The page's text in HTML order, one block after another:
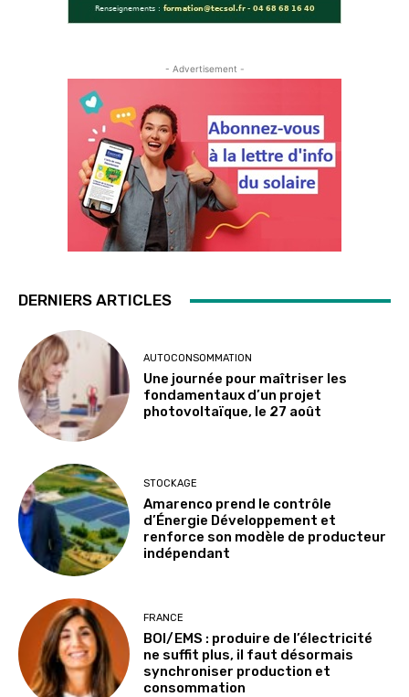
- Advertisement -
DERNIERS ARTICLES
AUTOCONSOMMATION
Une journée pour maîtriser les
fondamentaux d’un projet
photovoltaïque, le 27 août
STOCKAGE
Amarenco prend le contrôle
d’Énergie Développement et
renforce son modèle de producteur
indépendant
FRANCE
BOI/EMS : produire de l’électricité
ne suffit plus, il faut désormais
synchroniser production et
consommation